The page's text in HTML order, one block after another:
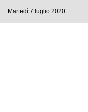
Martedì 7 luglio 2020